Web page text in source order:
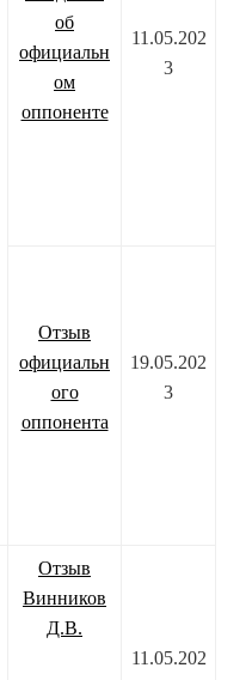
об
официальн
ом
оппоненте
11.05.202
3
Отзыв
официальн
ого
оппонента
19.05.202
3
Отзыв
Винников
Д.В.
11.05.202